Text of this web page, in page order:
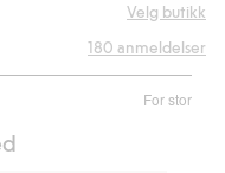
Velg butikk
For stor
180 anmeldelser